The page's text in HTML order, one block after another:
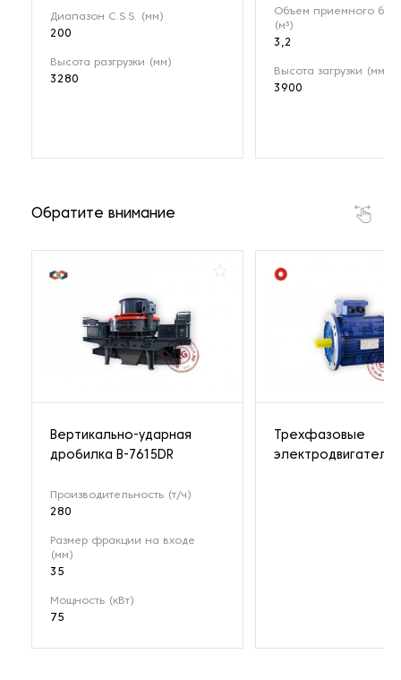
Диапазон C.S.S. (мм)
200
Высота разгрузки (мм)
3280
Объем приемного
(м³)
3,2
Высота загрузки (мм)
3900
Обратите внимание
Вертикально-ударная
дробилка B-7615DR
Производительность (т/ч)
280
Размер фракции на входе
(мм)
35
Мощность (кВт)
75
Трехфазовые
электродвигатели